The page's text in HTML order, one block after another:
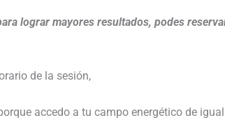
lograr mayores resultados, podes
de la sesión,
accedo a tu campo energético de